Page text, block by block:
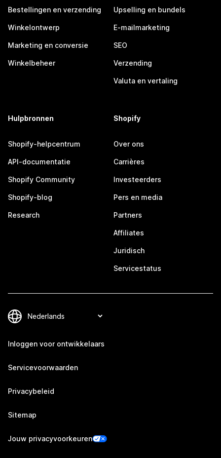
Bestellingen en verzending
Winkelontwerp
Marketing en conversie
Winkelbeheer
Upselling en bundels
E-mailmarketing
SEO
Verzending
Valuta en vertaling
Hulpbronnen
Shopify-helpcentrum
API-documentatie
Shopify Community
Shopify-blog
Research
Shopify
Over ons
Carrières
Investeerders
Pers en media
Partners
Affiliates
Juridisch
Servicestatus
Inloggen voor ontwikkelaars
Servicevoorwaarden
Privacybeleid
Sitemap
Jouw privacyvoorkeuren